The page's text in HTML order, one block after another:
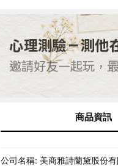
商品資訊
公司名稱: 美商雅詩蘭黛股份有